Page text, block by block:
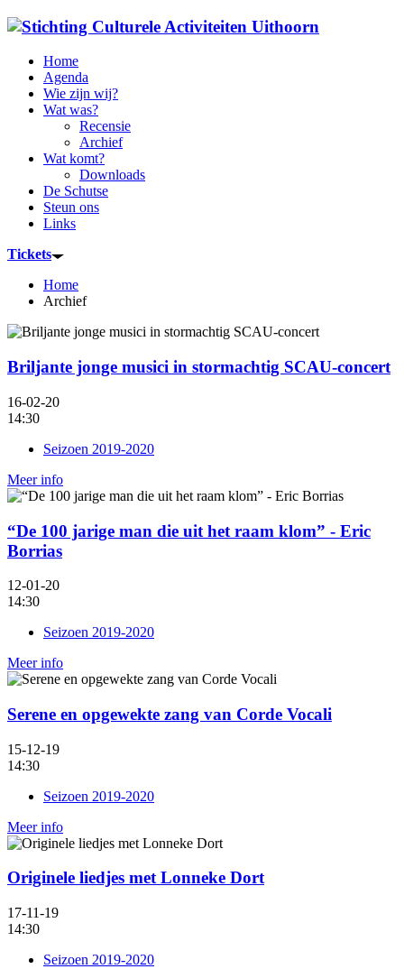
Home
Agenda
Wie zijn wij?
Wat was?
Recensie
Archief
Wat komt?
Downloads
De Schutse
Steun ons
Links
Tickets
Home
Archief
Briljante jonge musici in stormachtig SCAU-concert
16-02-20
14:30
Seizoen 2019-2020
Meer info
“De 100 jarige man die uit het raam klom” - Eric
Borrias
12-01-20
14:30
Seizoen 2019-2020
Meer info
Serene en opgewekte zang van Corde Vocali
15-12-19
14:30
Seizoen 2019-2020
Meer info
Originele liedjes met Lonneke Dort
17-11-19
14:30
Seizoen 2019-2020